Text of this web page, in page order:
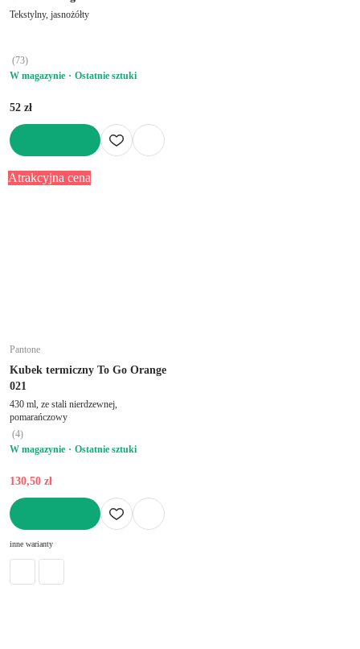
Tekstylny, jasnożółty
(73)
W magazynie
Ostatnie sztuki
52 zł
Atrakcyjna cena
Pantone
Kubek termiczny To Go Orange
021
430 ml, ze stali nierdzewnej,
pomarańczowy
(4)
W magazynie
Ostatnie sztuki
130,50 zł
inne warianty